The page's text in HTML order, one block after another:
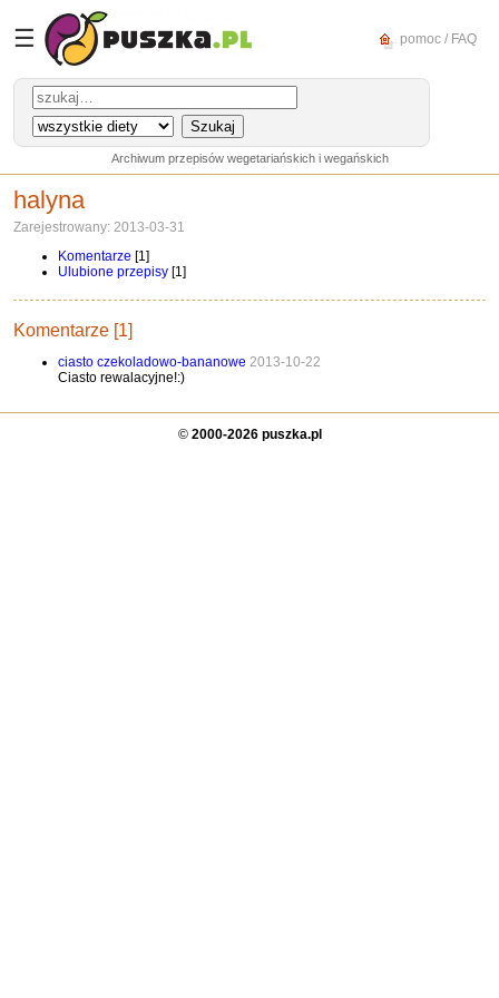
☰ pomoc / FAQ
Archiwum przepisów wegetariańskich i wegańskich
halyna
Zarejestrowany: 2013-03-31
Komentarze [1]
Ulubione przepisy [1]
Komentarze [1]
ciasto czekoladowo-bananowe 2013-10-22
Ciasto rewalacyjne!:)
© 2000-2026 puszka.pl